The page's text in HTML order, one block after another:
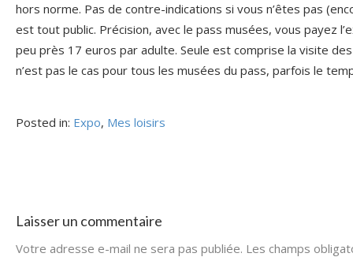
hors norme. Pas de contre-indications si vous n’êtes pas
est tout public. Précision, avec le pass musées, vous payez
peu près 17 euros par adulte. Seule est comprise la visite
n’est pas le cas pour tous les musées du pass, parfois le
Posted in: Expo, Mes loisirs
Laisser un commentaire
Votre adresse e-mail ne sera pas publiée. Les champs